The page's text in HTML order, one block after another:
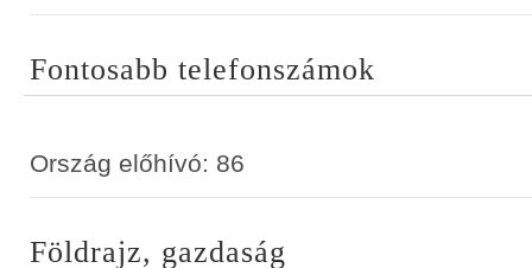
Fontosabb telefonszámok
Ország előhívó: 86
Földrajz, gazdaság